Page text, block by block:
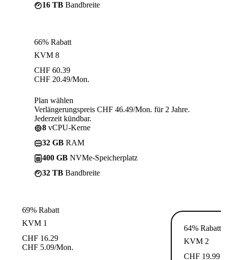
16 TB Bandbreite
66% Rabatt
KVM 8
CHF 60.39
CHF 20.49/Mon.
Plan wählen
Verlängerungspreis CHF 46.49/Mon. für 2 Jahre.
Jederzeit kündbar.
8 vCPU-Kerne
32 GB RAM
400 GB NVMe-Speicherplatz
32 TB Bandbreite
69% Rabatt
KVM 1
CHF 16.29
CHF 5.09/Mon.
64% Rabatt
KVM 2
CHF 19.99